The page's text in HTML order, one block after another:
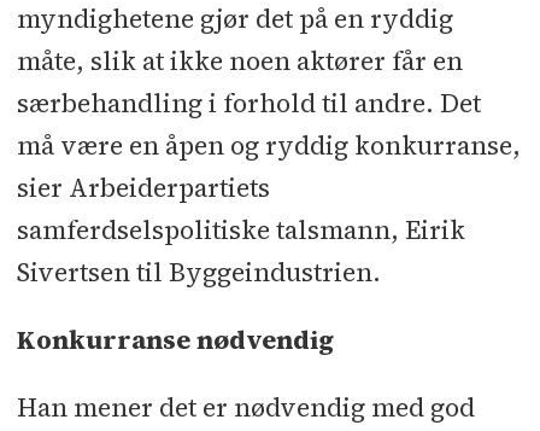
myndighetene gjør det på en ryddig
måte, slik at ikke noen aktører får en
særbehandling i forhold til andre. Det
må være en åpen og ryddig konkurranse,
sier Arbeiderpartiets
samferdselspolitiske talsmann, Eirik
Sivertsen til Byggeindustrien.
Konkurranse nødvendig
Han mener det er nødvendig med god